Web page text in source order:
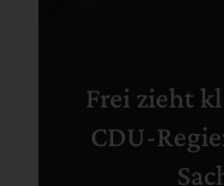
Frei zieht
CDU-